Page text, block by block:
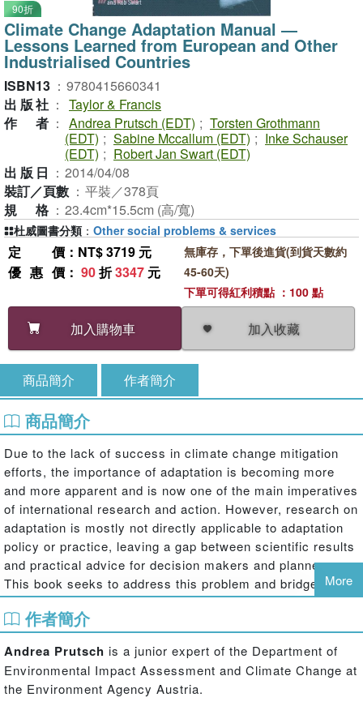
90折
Climate Change Adaptation Manual ―
Lessons Learned from European and Other
Industrialised Countries
ISBN13 ： 9780415660341
出版社 ： Taylor & Francis
作者 ： Andrea Prutsch (EDT) ; Torsten Grothmann
(EDT) ; Sabine Mccallum (EDT) ; Inke Schauser
(EDT) ; Robert Jan Swart (EDT)
出版日 ： 2014/04/08
裝訂／頁數 ： 平裝／378頁
規格 ： 23.4cm*15.5cm (高/寬)
定價 ：NT$ 3719 元
優惠價 ： 90折3347 元
加入購物車 加入收藏
無庫存，下單後進貨(到貨天數約
45-60天)
下單可得紅利積點 ：100 點
杜威圖書分類 ： Other social problems & services
商品簡介 作者簡介
商品簡介
Due to the lack of success in climate change mitigation
efforts, the importance of adaptation is becoming more
and more apparent and is now one of the main imperatives
of international research and action. However, research on
adaptation is mostly not directly applicable to adaptation
policy or practice, leaving a gap between scientific results
and practical advice for decision makers and planners.
This book seeks to address this problem and bridge the
gap and should provide readers with practical and
applicable information on climate change adaptation.
Following an introduction, the book is organised into four
main sections, each reflecting an essential component in
the adaptation process. Climate change adaptation is an
More
作者簡介
Andrea Prutsch is a junior expert of the Department of
Environmental Impact Assessment and Climate Change at
the Environment Agency Austria.